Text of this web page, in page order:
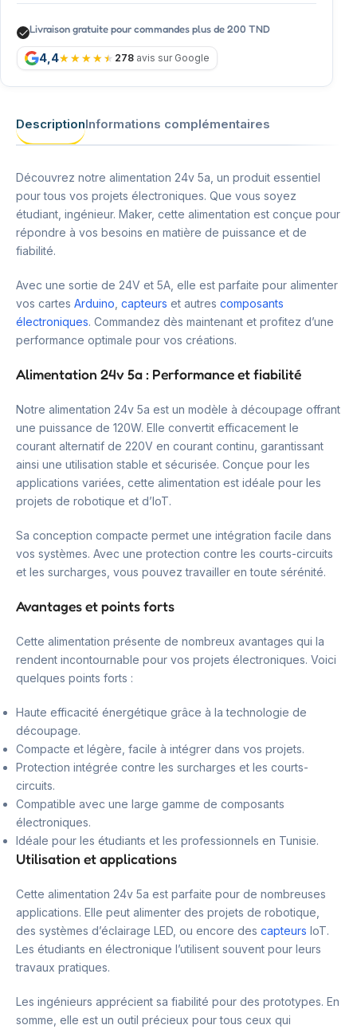
Livraison gratuite pour commandes plus de 200 TND
4,4 278 avis sur Google
DescriptionInformations complémentaires
Découvrez notre alimentation 24v 5a, un produit essentiel
pour tous vos projets électroniques. Que vous soyez
étudiant, ingénieur. Maker, cette alimentation est conçue pour
répondre à vos besoins en matière de puissance et de
fiabilité.
Avec une sortie de 24V et 5A, elle est parfaite pour alimenter
vos cartes Arduino capteurs et autres composants
électroniques. Commandez dès maintenant et profitez d’une
performance optimale pour vos créations.
Alimentation 24v 5a : Performance et fiabilité
Notre alimentation 24v 5a est un modèle à découpage offrant
une puissance de 120W. Elle convertit efficacement le
courant alternatif de 220V en courant continu, garantissant
ainsi une utilisation stable et sécurisée. Conçue pour les
applications variées, cette alimentation est idéale pour les
projets de robotique et d’IoT.
Sa conception compacte permet une intégration facile dans
vos systèmes. Avec une protection contre les courts-circuits
et les surcharges, vous pouvez travailler en toute sérénité.
Avantages et points forts
Cette alimentation présente de nombreux avantages qui la
rendent incontournable pour vos projets électroniques. Voici
quelques points forts :
Haute efficacité énergétique grâce à la technologie de
découpage.
Compacte et légère, facile à intégrer dans vos projets.
Protection intégrée contre les surcharges et les courts-
circuits.
Compatible avec une large gamme de composants
électroniques.
Idéale pour les étudiants et les professionnels en Tunisie.
Utilisation et applications
Cette alimentation 24v 5a est parfaite pour de nombreuses
applications. Elle peut alimenter des projets de robotique,
des systèmes d’éclairage LED, ou encore des capteurs IoT.
Les étudiants en électronique l’utilisent souvent pour leurs
travaux pratiques.
Les ingénieurs apprécient sa fiabilité pour des prototypes. En
somme, elle est un outil précieux pour tous ceux qui